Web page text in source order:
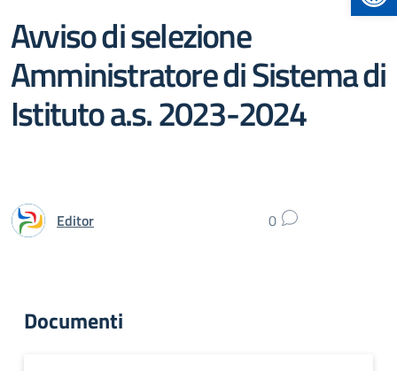
Avviso di selezione
Amministratore di Sistema di
Istituto a.s. 2023-2024
Editor 0
Documenti